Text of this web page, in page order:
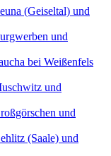
(Geiseltal) und
und
bei Weißenfels
und
und
(Saale) und